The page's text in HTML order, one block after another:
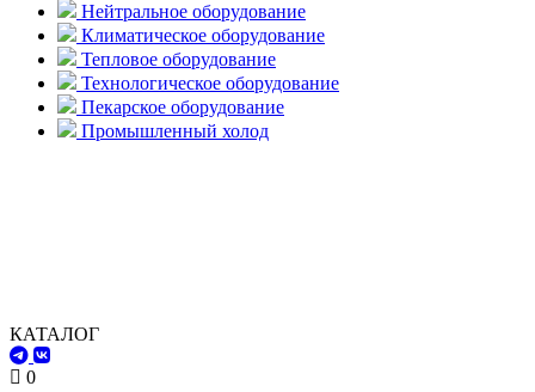
Нейтральное оборудование
Климатическое оборудование
Тепловое оборудование
Технологическое оборудование
Пекарское оборудование
Промышленный холод
КАТАЛОГ
0